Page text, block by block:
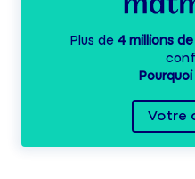
Plus de 4 millions
Votre